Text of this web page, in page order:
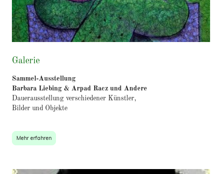
Galerie
Sammel-Ausstellung
Barbara Liebing & Arpad Racz und Andere
Dauerausstellung verschiedener Künstler,
Bilder und Objekte
Mehr erfahren